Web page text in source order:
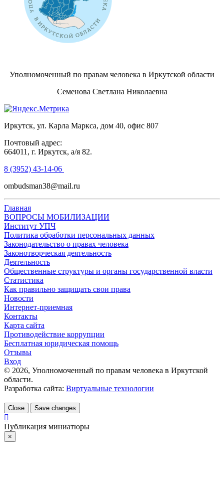
Уполномоченный по правам человека в Иркутской области
Семенова Светлана Николаевна
Иркутск, ул. Карла Маркса, дом 40, офис 807
Почтовый адрес:
664011, г. Иркутск, а/я 82.
8 (3952) 43-14-06
ombudsman38@mail.ru
Главная
ВОПРОСЫ МОБИЛИЗАЦИИ
Институт УПЧ
Политика обработки персональных данных
Законодательство о правах человека
Законотворческая деятельность
Деятельность
Общественные структуры и органы государственной власти
Статистика
Как правильно защищать свои права
Новости
Интернет-приемная
Контакты
Карта сайта
Противодействие коррупции
Бесплатная юридическая помощь
Отзывы
Вход
© 2026, Уполномоченный по правам человека в Иркутской
области.
Разработка сайта: Виртуальные технологии
Close Save changes
Публикация миниатюры
×